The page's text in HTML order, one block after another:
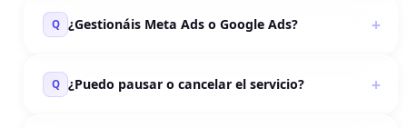
Q ¿Gestionáis Meta Ads o Google Ads?
Q ¿Puedo pausar o cancelar el servicio?